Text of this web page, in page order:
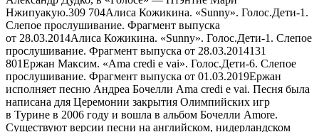
Нжипуакую.309 704Алиса Кожикина. «Sunny». Голос.Дети-1.
Слепое прослушивание. Фрагмент выпуска
от 28.03.2014Алиса Кожикина. «Sunny». Голос.Дети-1. Слепое
прослушивание. Фрагмент выпуска от 28.03.2014131
801Ержан Максим. «Ama credi e vai». Голос.Дети-6. Слепое
прослушивание. Фрагмент выпуска от 01.03.2019Ержан
исполняет песню Андреа Бочелли Ama credi e vai. Песня была
написана для Церемонии закрытия Олимпийских игр
в Турине в 2006 году и вошла в альбом Бочелли Amore.
Существуют версии песни на английском, нидерландском